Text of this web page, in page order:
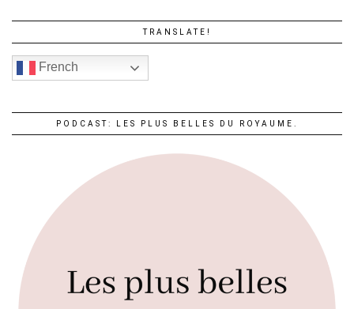
TRANSLATE!
French
PODCAST: LES PLUS BELLES DU ROYAUME.